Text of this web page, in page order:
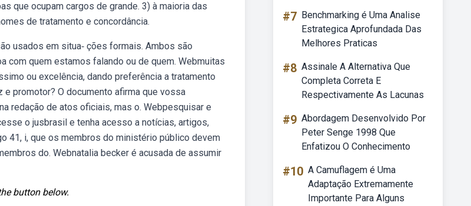
que ocupam cargos de grande. 3) à maioria das
de tratamento e concordância.
usados em situa‐ ções formais. Ambos são
com quem estamos falando ou de quem. Webmuitas
ou excelência, dando preferência a tratamento
promotor? O documento afirma que vossa
redação de atos oficiais, mas o. Webpesquisar e
o jusbrasil e tenha acesso a notícias, artigos,
41, i, que os membros do ministério público devem
do. Webnatalia becker é acusada de assumir
button below.
#7 Benchmarking é Uma Analise
Estrategica Aprofundada Das
Melhores Praticas
#8 Assinale A Alternativa Que
Completa Correta E
Respectivamente As Lacunas
#9 Abordagem Desenvolvido Por
Peter Senge 1998 Que
Enfatizou O Conhecimento
#10 A Camuflagem é Uma
Adaptação Extremamente
Importante Para Alguns